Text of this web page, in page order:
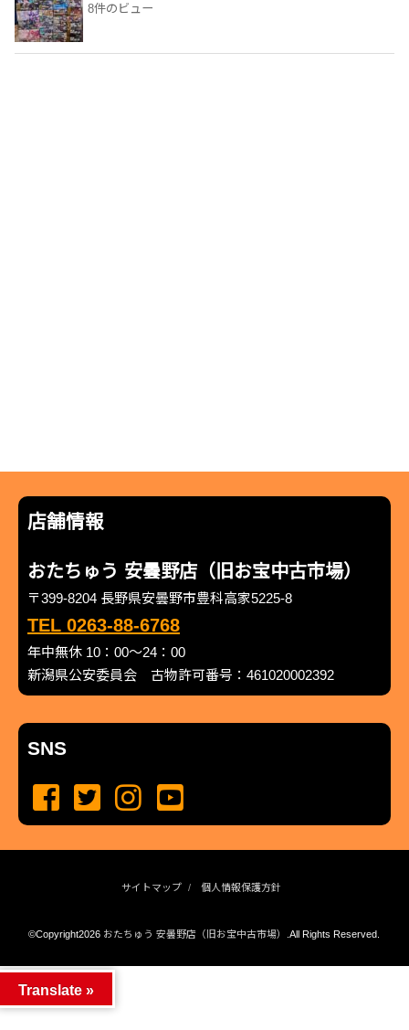
8件のビュー
店舗情報
おたちゅう 安曇野店（旧お宝中古市場）
〒399-8204 長野県安曇野市豊科高家5225-8
TEL 0263-88-6768
年中無休 10：00～24：00
新潟県公安委員会 古物許可番号：461020002392
SNS
サイトマップ 個人情報保護方針
©Copyright2026 おたちゅう 安曇野店（旧お宝中古市場） .All Rights Reserved.
Translate »